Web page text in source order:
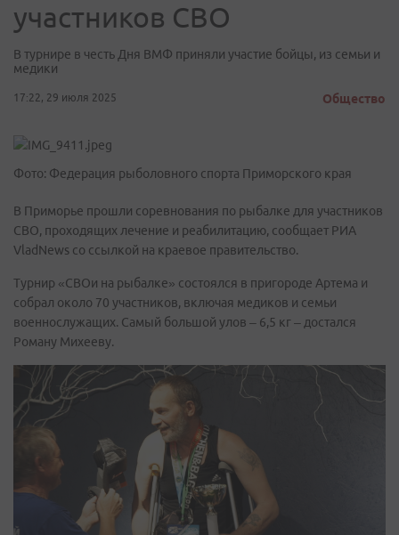
участников СВО
В турнире в честь Дня ВМФ приняли участие бойцы, из семьи и
медики
17:22, 29 июля 2025 Общество
Фото: Федерация рыболовного спорта Приморского края
В Приморье прошли соревнования по рыбалке для участников
СВО, проходящих лечение и реабилитацию, сообщает РИА
VladNews со ссылкой на краевое правительство.
Турнир «СВОи на рыбалке» состоялся в пригороде Артема и
собрал около 70 участников, включая медиков и семьи
военнослужащих. Самый большой улов – 6,5 кг – достался
Роману Михееву.